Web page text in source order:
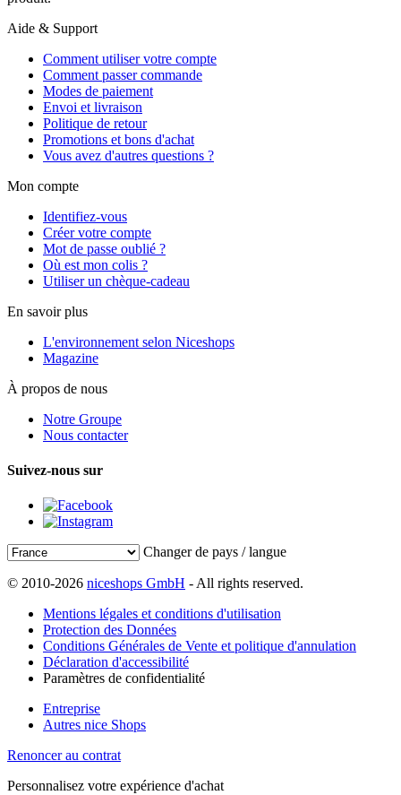
Aide & Support
Comment utiliser votre compte
Comment passer commande
Modes de paiement
Envoi et livraison
Politique de retour
Promotions et bons d'achat
Vous avez d'autres questions ?
Mon compte
Identifiez-vous
Créer votre compte
Mot de passe oublié ?
Où est mon colis ?
Utiliser un chèque-cadeau
En savoir plus
L'environnement selon Niceshops
Magazine
À propos de nous
Notre Groupe
Nous contacter
Suivez-nous sur
Changer de pays / langue
© 2010-2026 niceshops GmbH - All rights reserved.
Mentions légales et conditions d'utilisation
Protection des Données
Conditions Générales de Vente et politique d'annulation
Déclaration d'accessibilité
Paramètres de confidentialité
Entreprise
Autres nice Shops
Renoncer au contrat
Personnalisez votre expérience d'achat